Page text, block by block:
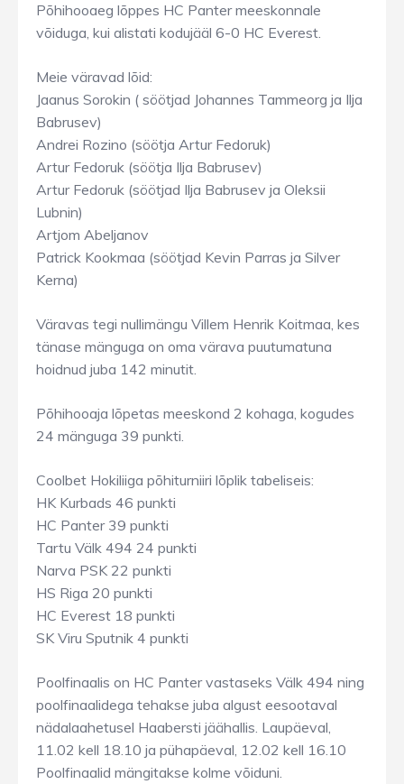
Põhihooaeg lõppes HC Panter meeskonnale
võiduga, kui alistati kodujääl 6-0 HC Everest.
Meie väravad lõid:
Jaanus Sorokin ( söötjad Johannes Tammeorg ja Ilja
Babrusev)
Andrei Rozino (söötja Artur Fedoruk)
Artur Fedoruk (söötja Ilja Babrusev)
Artur Fedoruk (söötjad Ilja Babrusev ja Oleksii
Lubnin)
Artjom Abeljanov
Patrick Kookmaa (söötjad Kevin Parras ja Silver
Kerna)
Väravas tegi nullimängu Villem Henrik Koitmaa, kes
tänase mänguga on oma värava puutumatuna
hoidnud juba 142 minutit.
Põhihooaja lõpetas meeskond 2 kohaga, kogudes
24 mänguga 39 punkti.
Coolbet Hokiliiga põhiturniiri lõplik tabeliseis:
HK Kurbads 46 punkti
HC Panter 39 punkti
Tartu Välk 494 24 punkti
Narva PSK 22 punkti
HS Riga 20 punkti
HC Everest 18 punkti
SK Viru Sputnik 4 punkti
Poolfinaalis on HC Panter vastaseks Välk 494 ning
poolfinaalidega tehakse juba algust eesootaval
nädalaahetusel Haabersti jäähallis. Laupäeval,
11.02 kell 18.10 ja pühapäeval, 12.02 kell 16.10
Poolfinaalid mängitakse kolme võiduni.